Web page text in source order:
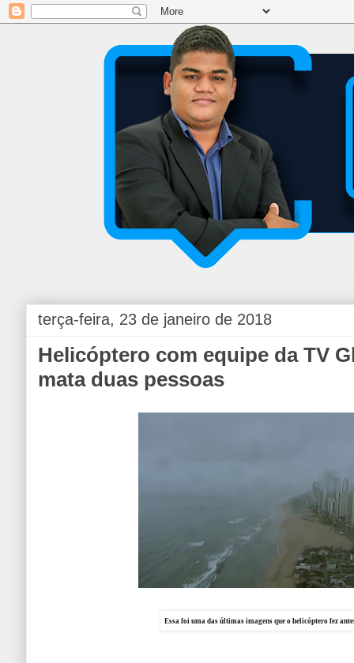
terça-feira, 23 de janeiro de 2018
Helicóptero com equipe da TV
mata duas pessoas
Essa foi uma das últimas imagens que o helicóptero fez